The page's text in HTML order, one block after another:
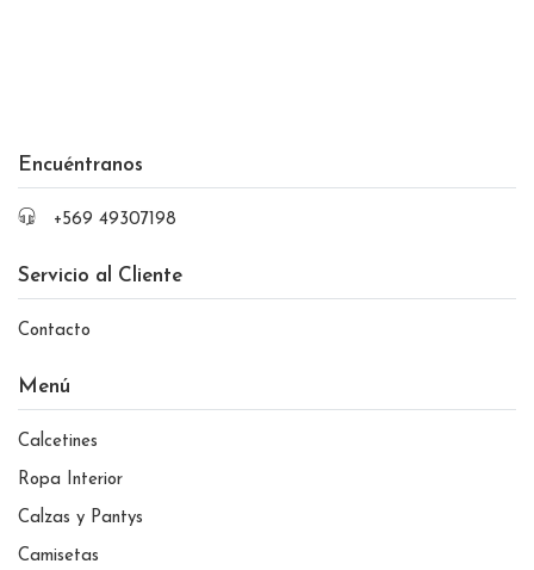
Encuéntranos
+569 49307198
Servicio al Cliente
Contacto
Menú
Calcetines
Ropa Interior
Calzas y Pantys
Camisetas